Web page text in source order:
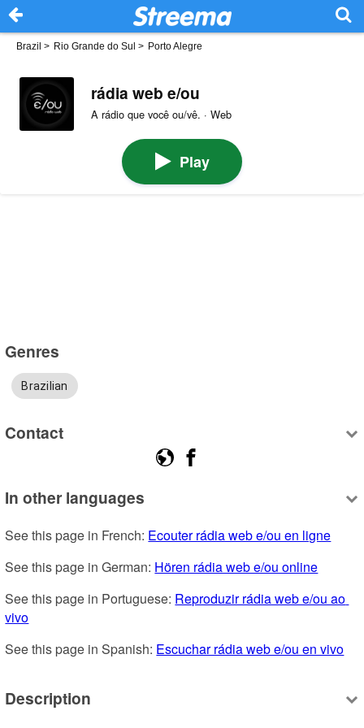
Brazil > Rio Grande do Sul > Porto Alegre
rádia web e/ou
A rádio que você ou/vê. · Web
Play
Genres
Brazilian
Contact
In other languages
See this page in French: Ecouter rádia web e/ou en ligne
See this page in German: Hören rádia web e/ou online
See this page in Portuguese: Reproduzir rádia web e/ou ao
vivo
See this page in Spanish: Escuchar rádia web e/ou en vivo
Description